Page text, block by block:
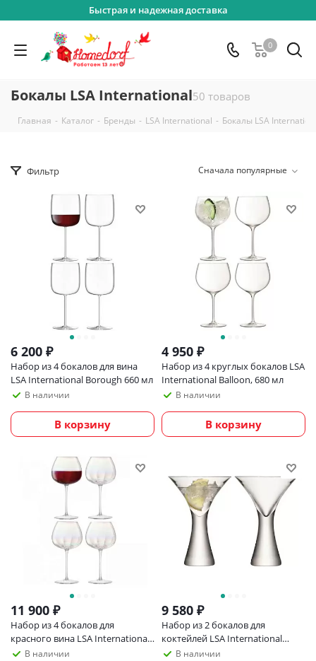
Быстрая и надежная доставка
0
Бокалы LSA International50 товаров
Главная - Каталог - Бренды - LSA International - Бокалы LSA
Фильтр Сначала популярные
6 200 ₽
Набор из 4 бокалов для вина
LSA International Borough 660 мл
В наличии
В корзину
4 950 ₽
Набор из 4 круглых бокалов LSA
International Balloon, 680 мл
В наличии
В корзину
11 900 ₽
Набор из 4 бокалов для
красного вина LSA International
PearlВ наличии
9 580 ₽
Набор из 2 бокалов для
коктейлей LSA International
Moya, 300 мл
В наличии